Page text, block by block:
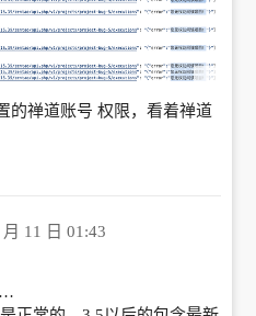
的禅道账号 权限，看着禅道
11 日 01:43
…